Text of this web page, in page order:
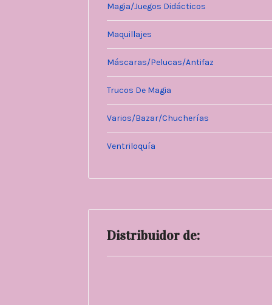
Magia/Juegos Didácticos
Maquillajes
Máscaras/Pelucas/Antifaz
Trucos De Magia
Varios/Bazar/Chucherías
Ventriloquía
Distribuidor de: